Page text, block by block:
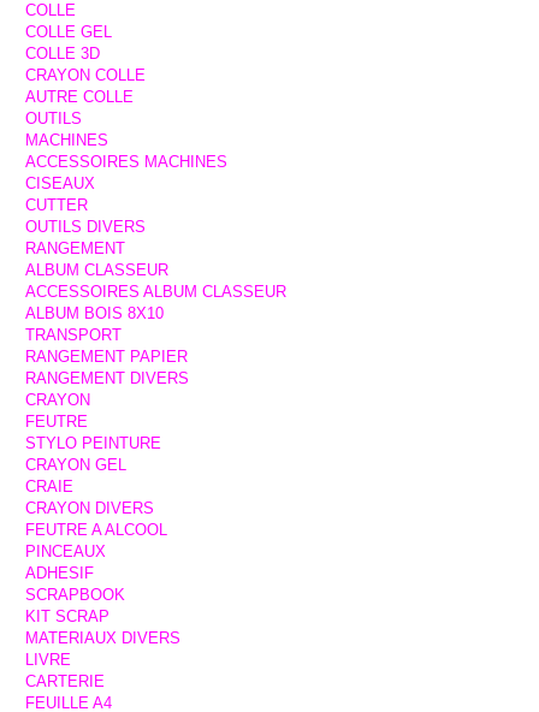
COLLE
COLLE GEL
COLLE 3D
CRAYON COLLE
AUTRE COLLE
OUTILS
MACHINES
ACCESSOIRES MACHINES
CISEAUX
CUTTER
OUTILS DIVERS
RANGEMENT
ALBUM CLASSEUR
ACCESSOIRES ALBUM CLASSEUR
ALBUM BOIS 8X10
TRANSPORT
RANGEMENT PAPIER
RANGEMENT DIVERS
CRAYON
FEUTRE
STYLO PEINTURE
CRAYON GEL
CRAIE
CRAYON DIVERS
FEUTRE A ALCOOL
PINCEAUX
ADHESIF
SCRAPBOOK
KIT SCRAP
MATERIAUX DIVERS
LIVRE
CARTERIE
FEUILLE A4